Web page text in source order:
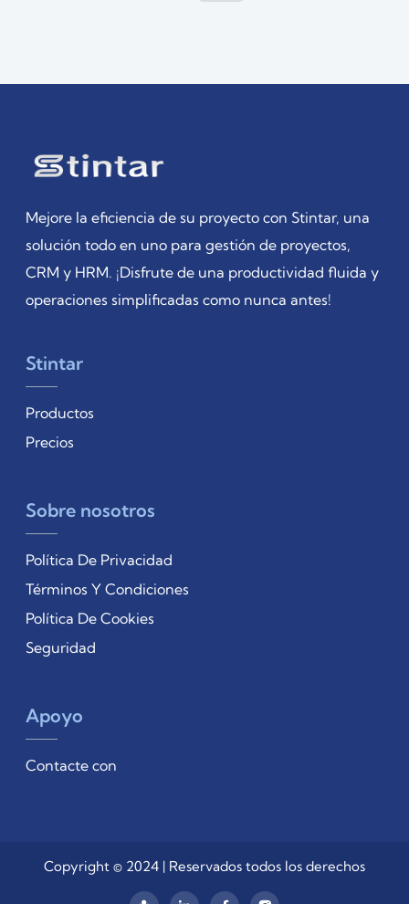
Mejore la eficiencia de su proyecto con Stintar, una
solución todo en uno para gestión de proyectos,
CRM y HRM. ¡Disfrute de una productividad fluida y
operaciones simplificadas como nunca antes!
Stintar
Productos
Precios
Sobre nosotros
Política De Privacidad
Términos Y Condiciones
Política De Cookies
Seguridad
Apoyo
Contacte con
Copyright © 2024 | Reservados todos los derechos